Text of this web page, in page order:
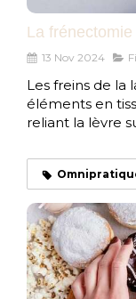
La frénectomie
13 Nov 2024
Les freins de la
éléments en
reliant la lèvre